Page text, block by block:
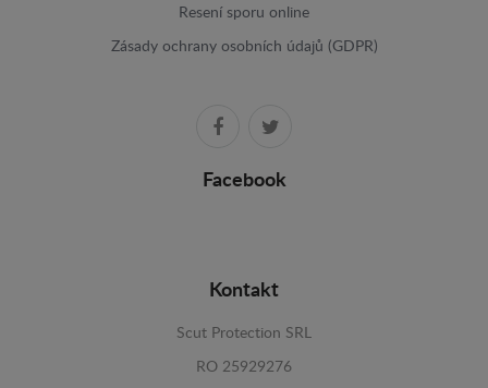
Resení sporu online
Zásady ochrany osobních údajů (GDPR)
Facebook
Kontakt
Scut Protection SRL
RO 25929276